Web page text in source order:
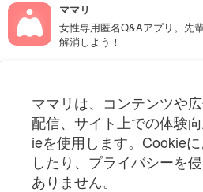
ママリ
女性専用匿名Q&Aアプリ。先
解消しよう！
ママリは、コンテンツや
配信、サイト上での体験
ieを使用します。Cookie
したり、プライバシーを
ありません。
妊娠〜子育て中のお役立